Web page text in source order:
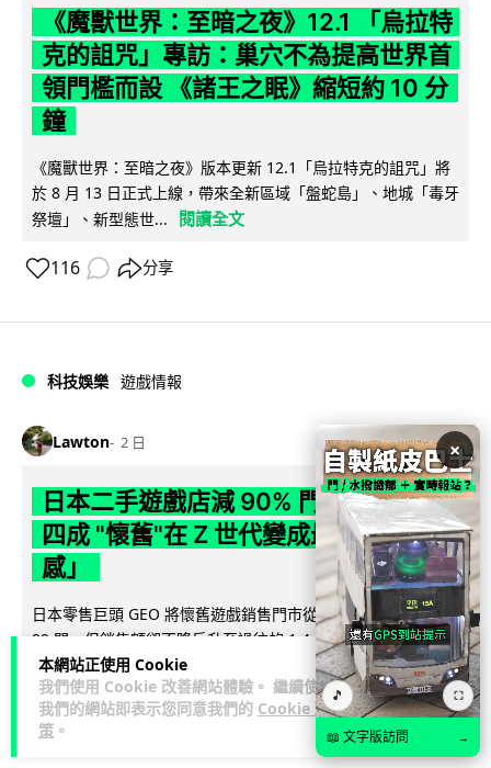
本網站正使用 Cookie
我們使用 Cookie 改善網站體驗。 繼續使用
我們的網站即表示您同意我們的 Cookie 政
策 。
《魔獸世界：至暗之夜》12.1 「烏拉特
克的詛咒」專訪：巢穴不為提高世界首
領門檻而設 《諸王之眠》縮短約 10 分
鐘
《魔獸世界：至暗之夜》版本更新 12.1「烏拉特克的詛咒」將
於 8 月 13 日正式上線，帶來全新區域「盤蛇島」、地城「毒牙
祭壇」、新型態世...
閱讀全文
116 分享
科技娛樂 遊戲情報
Lawton 2 日
日本二手遊戲店減 90% 門市 業績反增
四成 "懷舊"在 Z 世代變成最潮「新鮮
感」
日本零售巨頭 GEO 將懷舊遊戲銷售門市從 1,000 間大幅減至
99 間，但銷售額卻不降反升至過往的 1.4 倍。做到「減店增
收」奇蹟，...
閱讀全文
262 20 ↗ 分享
×
🎵 ⛶
📖 文字版訪問 →